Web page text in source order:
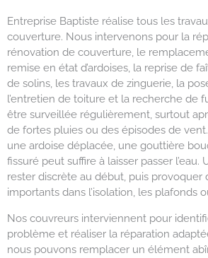
Entreprise Baptiste réalise tous les
couverture. Nous intervenons pour la
rénovation de couverture, le
remise en état d’ardoises, la reprise de
de solins, les travaux de zinguerie, la
l’entretien de toiture et la recherche de
être surveillée régulièrement, surtout
de fortes pluies ou des épisodes de
une ardoise déplacée, une gouttière
fissuré peut suffire à laisser passer
rester discrète au début, puis provoquer
importants dans l’isolation, les plafonds
Nos couvreurs interviennent pour
problème et réaliser la réparation
nous pouvons remplacer un élément